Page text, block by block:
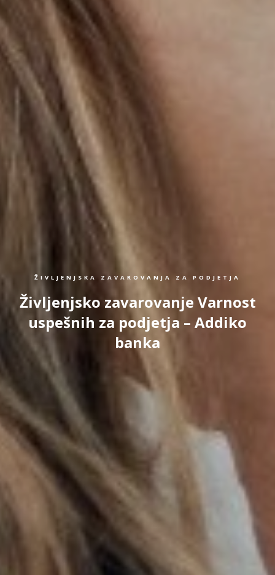
ŽIVLJENJSKA ZAVAROVANJA ZA PODJETJA
Življenjsko zavarovanje Varnost
uspešnih za podjetja – Addiko
banka